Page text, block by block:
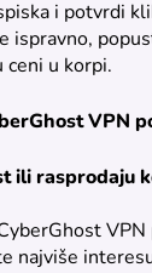
i potvrdi
ispravno,
ceni u korpi.
VPN
ili rasprodaju
VPN
najviše